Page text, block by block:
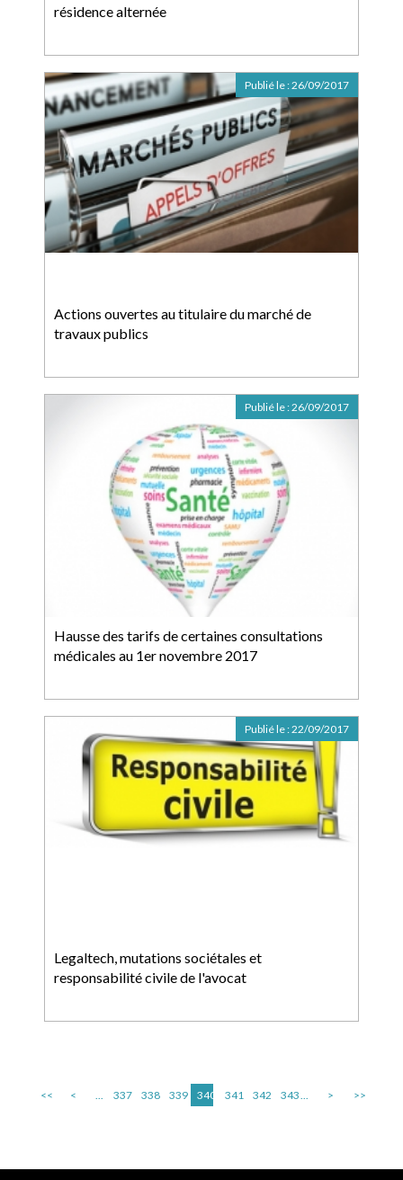
résidence alternée
Actions ouvertes au titulaire du marché de
travaux publics
Publié le :26/09/2017
Hausse des tarifs de certaines consultations
médicales au 1er novembre 2017
Publié le :26/09/2017
Legaltech, mutations sociétales et
responsabilité civile de l'avocat
Publié le :22/09/2017
<< < ... 337 338 339 340 341 342 343... > >>